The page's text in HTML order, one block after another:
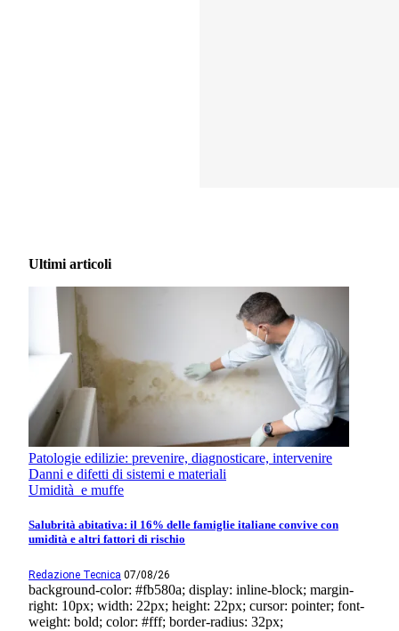
Ultimi articoli
Patologie edilizie: prevenire, diagnosticare, intervenire
Danni e difetti di sistemi e materiali
Umidità e muffe
Salubrità abitativa: il 16% delle famiglie italiane convive con
umidità e altri fattori di rischio
Redazione Tecnica 07/08/26
background-color: #fb580a; display: inline-block; margin-
right: 10px; width: 22px; height: 22px; cursor: pointer; font-
weight: bold; color: #fff; border-radius: 32px;